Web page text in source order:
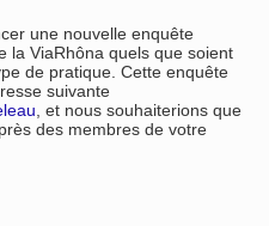
une nouvelle enquête
la ViaRhôna quels que soient
de pratique. Cette enquête
suivante
, et nous souhaiterions que
des membres de votre